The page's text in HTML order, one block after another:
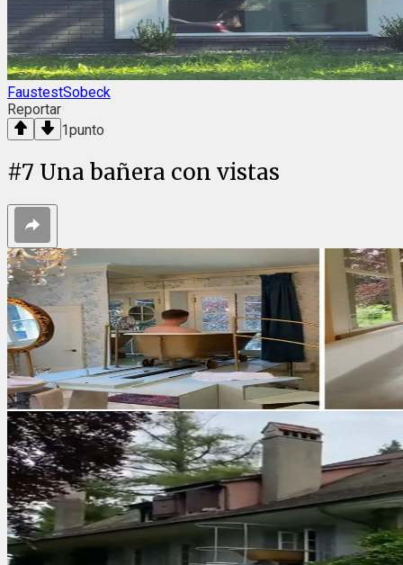
FaustestSobeck
Reportar
1punto
#7 Una bañera con vistas